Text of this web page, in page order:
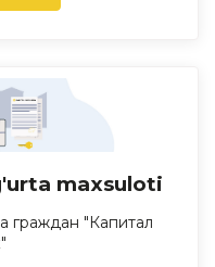
maxsuloti
граждан "Капитал